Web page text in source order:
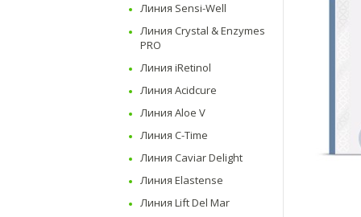
Линия Sensi-Well
Линия Crystal & Enzymes
PRO
Линия iRetinol
Линия Acidcure
Линия Aloe V
Линия C-Time
Линия Caviar Delight
Линия Elastense
Линия Lift Del Mar